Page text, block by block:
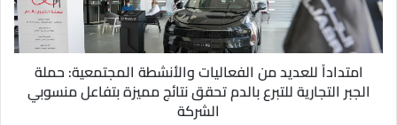
ك
ر
امتداداً للعديد من الفعاليات والأنشطة المجتمعية: حملة
الجبر التجارية للتبرع بالدم تحقق نتائج مميزة بتفاعل منسوبي
الشركة